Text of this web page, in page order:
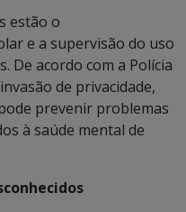
estão o
e a supervisão do uso
De acordo com a Polícia
de privacidade,
prevenir problemas
à saúde mental de